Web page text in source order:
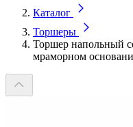
Каталог
Торшеры
Торшер напольный
мраморном